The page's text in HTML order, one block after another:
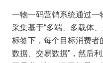
一物一码营销系统通过一
采集基于“多端、多载体
标签下，每个目标消费者
数据、交易数据”，然后